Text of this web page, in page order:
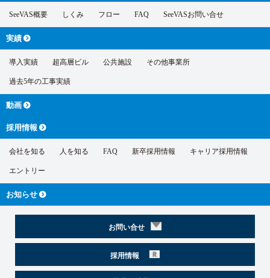
SeeVAS概要 しくみ フロー FAQ SeeVASお問い合せ
実績
導入実績 超高層ビル 公共施設 その他事業所
過去5年の工事実績
動画
採用情報
会社を知る 人を知る FAQ 新卒採用情報 キャリア採用情報
エントリー
お知らせ
お問い合せ
採用情報